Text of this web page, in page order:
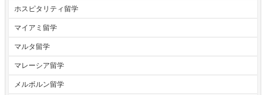
ホスピタリティ留学
マイアミ留学
マルタ留学
マレーシア留学
メルボルン留学